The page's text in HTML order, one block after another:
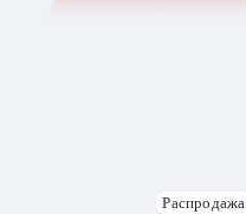
Распродажа